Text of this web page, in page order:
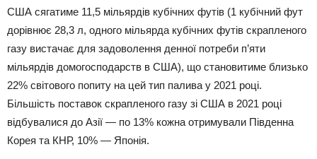
США сягатиме 11,5 мільярдів кубічних футів (1 кубічний фут
дорівнює 28,3 л, одного мільярда кубічних футів скрапленого
газу вистачає для задоволення денної потреби п’яти
мільярдів домогосподарств в США), що становитиме близько
22% світового попиту на цей тип палива у 2021 році.
Більшість поставок скрапленого газу зі США в 2021 році
відбувалися до Азії — по 13% кожна отримували Південна
Корея та КНР, 10% — Японія.